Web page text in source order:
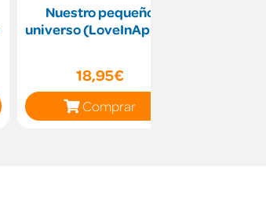
Nuestro pequeño
universo (LoveInApp 2)
18,95€
Comprar